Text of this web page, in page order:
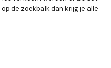
de zoekbalk dan krijg je alle